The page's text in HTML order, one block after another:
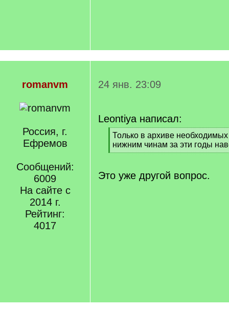
romanvm
Россия, г.
Ефремов
Сообщений:
6009
На сайте с
2014 г.
Рейтинг:
4017
24 янв. 23:09
Leontiya написал:
[
q
]
Только в архиве
нижним чинам за эти годы
[
q
]
Это уже другой вопрос.